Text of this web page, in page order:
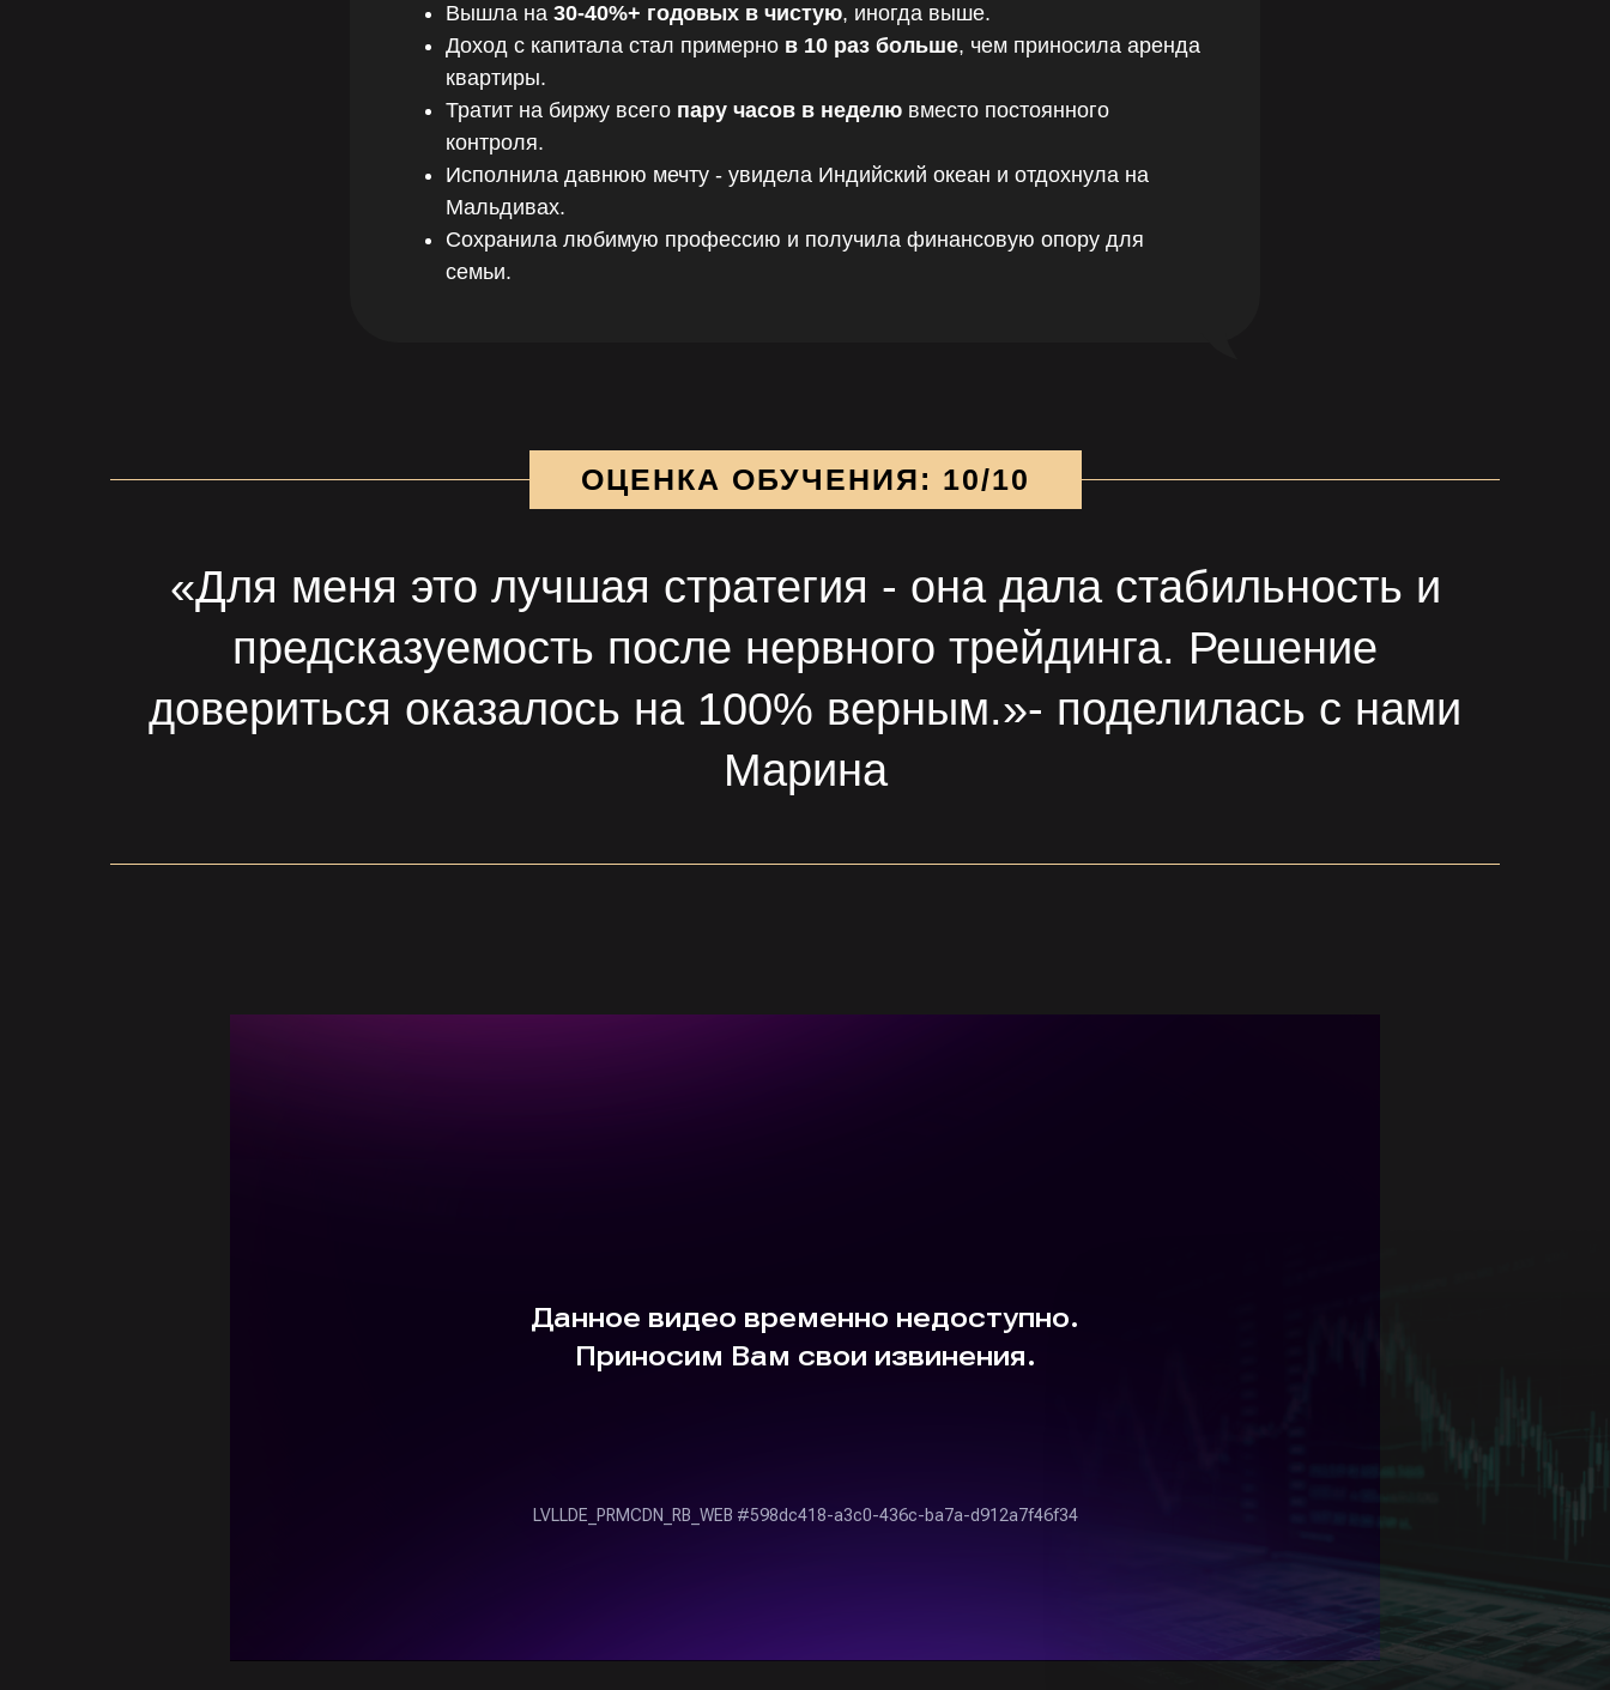
Вышла на 30-40%+ годовых в чистую, иногда выше.
Доход с капитала стал примерно в 10 раз больше, чем приносила аренда
квартиры.
Тратит на биржу всего пару часов в неделю вместо постоянного
контроля.
Исполнила давнюю мечту - увидела Индийский океан и отдохнула на
Мальдивах.
Сохранила любимую профессию и получила финансовую опору для
семьи.
ОЦЕНКА ОБУЧЕНИЯ: 10/10
«Для меня это лучшая стратегия - она дала стабильность и
предсказуемость после нервного трейдинга. Решение
довериться оказалось на 100% верным.»- поделилась с нами
Марина